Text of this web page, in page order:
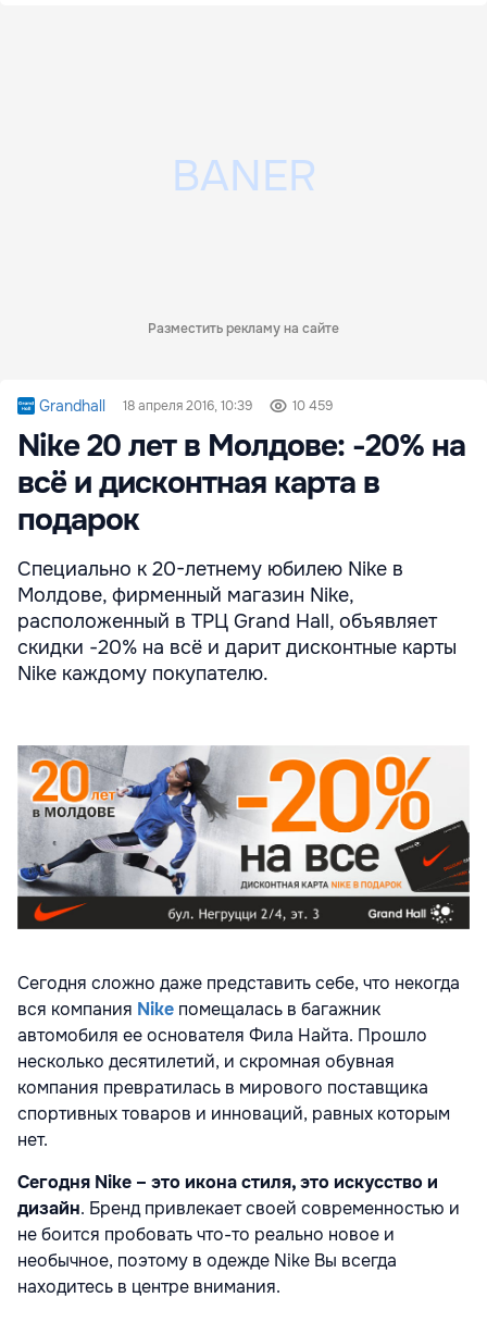
Разместить рекламу на сайте
Grandhall 18 апреля 2016, 10:39 10 459
Nike 20 лет в Молдове: -20% на
всё и дисконтная карта в
подарок
Специально к 20-летнему юбилею Nike в
Молдове, фирменный магазин Nike,
расположенный в ТРЦ Grand Hall, объявляет
скидки -20% на всё и дарит дисконтные карты
Nike каждому покупателю.
Сегодня сложно даже представить себе, что некогда
вся компания Nike помещалась в багажник
автомобиля ее основателя Фила Найта. Прошло
несколько десятилетий, и скромная обувная
компания превратилась в мирового поставщика
спортивных товаров и инноваций, равных которым
нет.
Сегодня Nike – это икона стиля, это искусство и
дизайн. Бренд привлекает своей современностью и
не боится пробовать что-то реально новое и
необычное, поэтому в одежде Nike Вы всегда
находитесь в центре внимания.